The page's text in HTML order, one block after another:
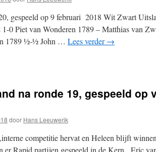
gespeeld op 9 februari 2018 Wit Zwart
0 Piet van Wonderen 1789 – Matthias van
1789 ½-½ John … Lees verder→
na ronde 19, gespeeld op
door Hans Leeuwerik
competitie hervat en Heleen blijft
er Rapid partijen gespeeld in de Kern. Eric